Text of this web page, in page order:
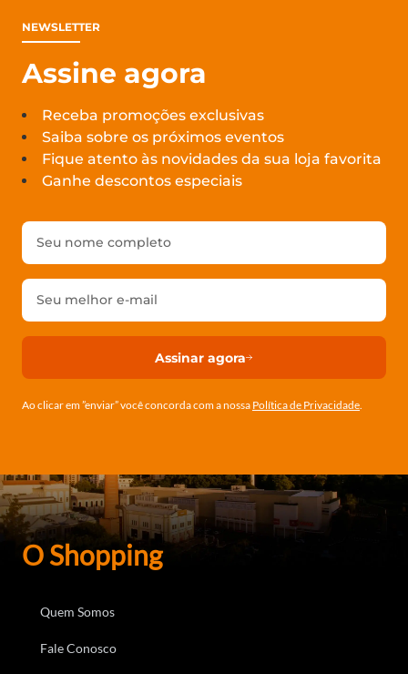
NEWSLETTER
Assine agora
Receba promoções exclusivas
Saiba sobre os próximos eventos
Fique atento às novidades da sua loja favorita
Ganhe descontos especiais
Assinar agora
Ao clicar em ”enviar” você concorda com a nossa Política de Privacidade.
O Shopping
Quem Somos
Fale Conosco